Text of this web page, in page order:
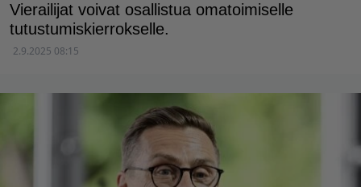
Vierailijat voivat osallistua omatoimiselle
tutustumiskierrokselle.
2.9.2025 08:15